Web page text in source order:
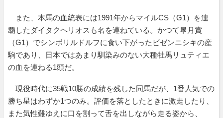
また、本馬の血統表には1991年からマイルCS（G1）を連
覇したダイタクヘリオスも名を連ねている。かつて皐月賞
（G1）でシンボリルドルフに食い下がったビゼンニシキの産
駒であり、日本ではあまり馴染みのない大種牡馬リュティエ
の血を連ねる1頭だ。
現役時代に35戦10勝の成績を残した同馬だが、1番人気での
勝ち星はわずか1つのみ。評価を落としたときに激走したり、
また気性難ゆえに口を割って舌を出しながら走る姿から、